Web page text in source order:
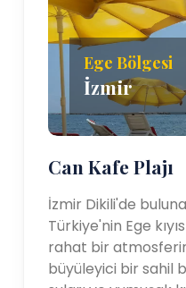
Ege Bölgesi
İzmir
Can Kafe Plajı
İzmir Dikili'de
Türkiye'nin Ege
rahat bir atmosferin
büyüleyici bir sahil